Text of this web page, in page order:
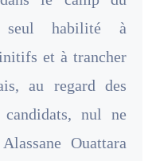
seul habilité à
et à trancher
au regard des
nul ne
Ouattara